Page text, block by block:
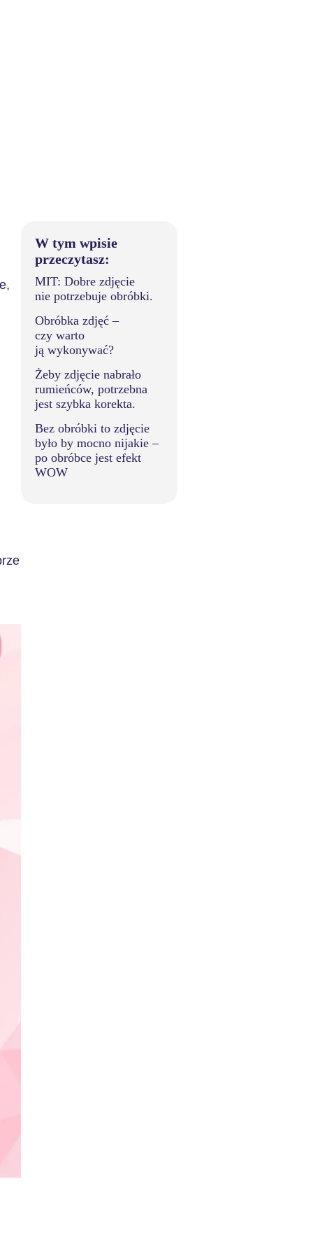
W tym wpisie
przeczytasz:
MIT: Dobre zdjęcie
nie potrzebuje obróbki.
Obróbka zdjęć –
czy warto
ją wykonywać?
Żeby zdjęcie nabrało
rumieńców, potrzebna
jest szybka korekta.
Bez obróbki to zdjęcie
było by mocno nijakie –
po obróbce jest efekt
WOW